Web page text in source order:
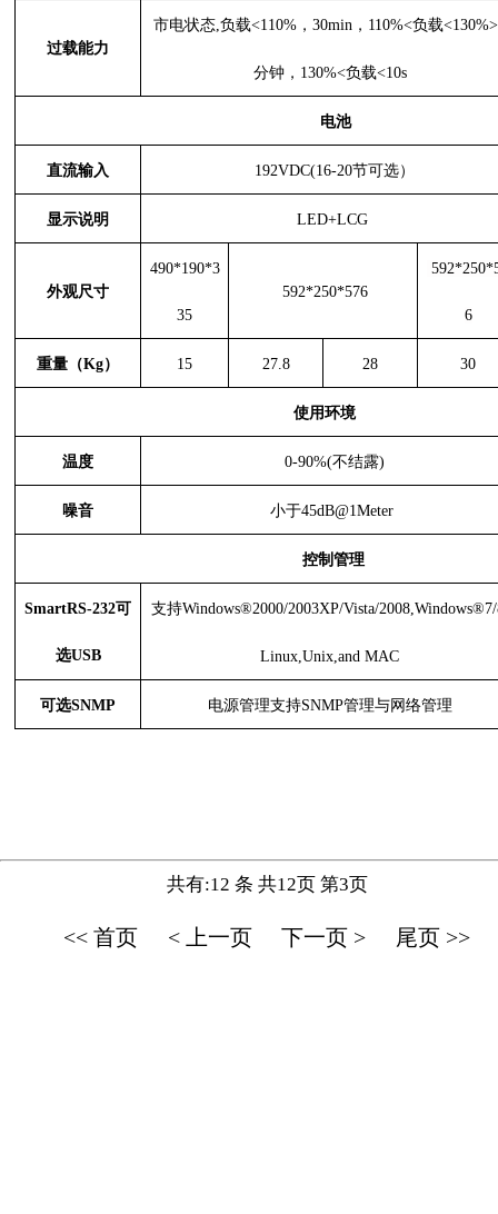
过载能力
市电状态,负载<110%，30min，110%<负载
分钟，130%<负载<10s
电池
直流输入 192VDC(16-20节可选）
显示说明 LED+LCG
外观尺寸
490*190*3
35
592*250*576
6
重量（Kg） 15 27.8 28 30
使用环境
温度 0-90%(不结露)
噪音 小于45dB@1Meter
控制管理
SmartRS-232可
选USB
支持Windows®2000/2003XP/Vista/
Linux,Unix,and MAC
可选SNMP 电源管理支持SNMP管理与网络管理
共有:12 条 共12页 第3页
<< 首页 < 上一页 下一页 > 尾页 >>